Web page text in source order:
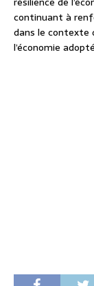
continuant à
dans le contexte
l’économie